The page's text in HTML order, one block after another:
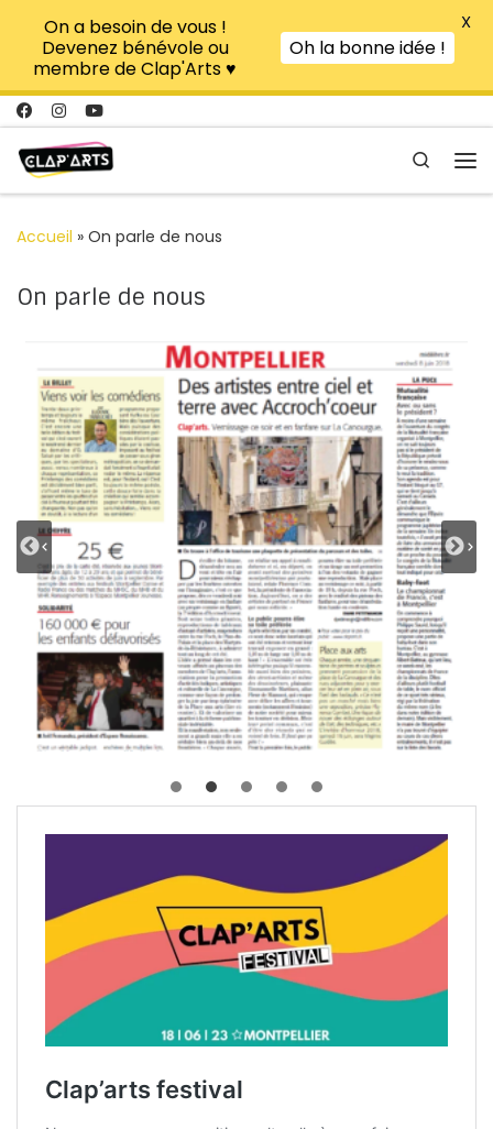
Passer au contenu
Search
Accueil » On parle de nous
On parle de nous
On a besoin de vous !
Devenez bénévole ou
membre de Clap'Arts ♥
Oh la bonne idée !
X